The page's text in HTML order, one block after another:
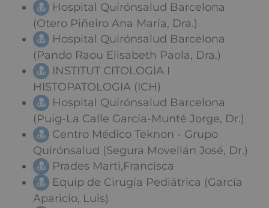
Hospital Quirónsalud Barcelona
(Otero Piñeiro Ana María, Dra.)
Hospital Quirónsalud Barcelona
(Pando Raou Elisabeth Paola, Dra.)
INSTITUT CITOLOGIA I
HISTOPATOLOGIA (ICH)
Hospital Quirónsalud Barcelona
(Puig-La Calle García-Munté Jorge, Dr.)
Centro Médico Teknon - Grupo
Quirónsalud (Segura Movellán José, Dr.)
Prades Marti,Francisca
Equip de Cirugía Pediátrica (García
Aparicio, Luis)